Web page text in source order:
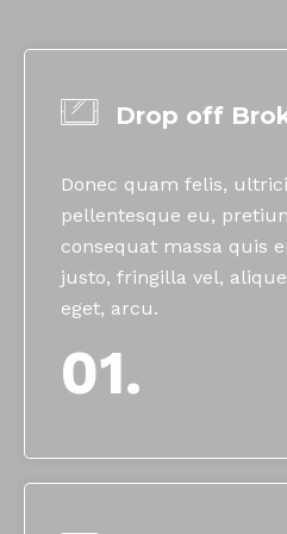
Drop off
Donec quam felis,
pellentesque eu,
consequat massa quis
justo, fringilla vel,
eget, arcu.
01.